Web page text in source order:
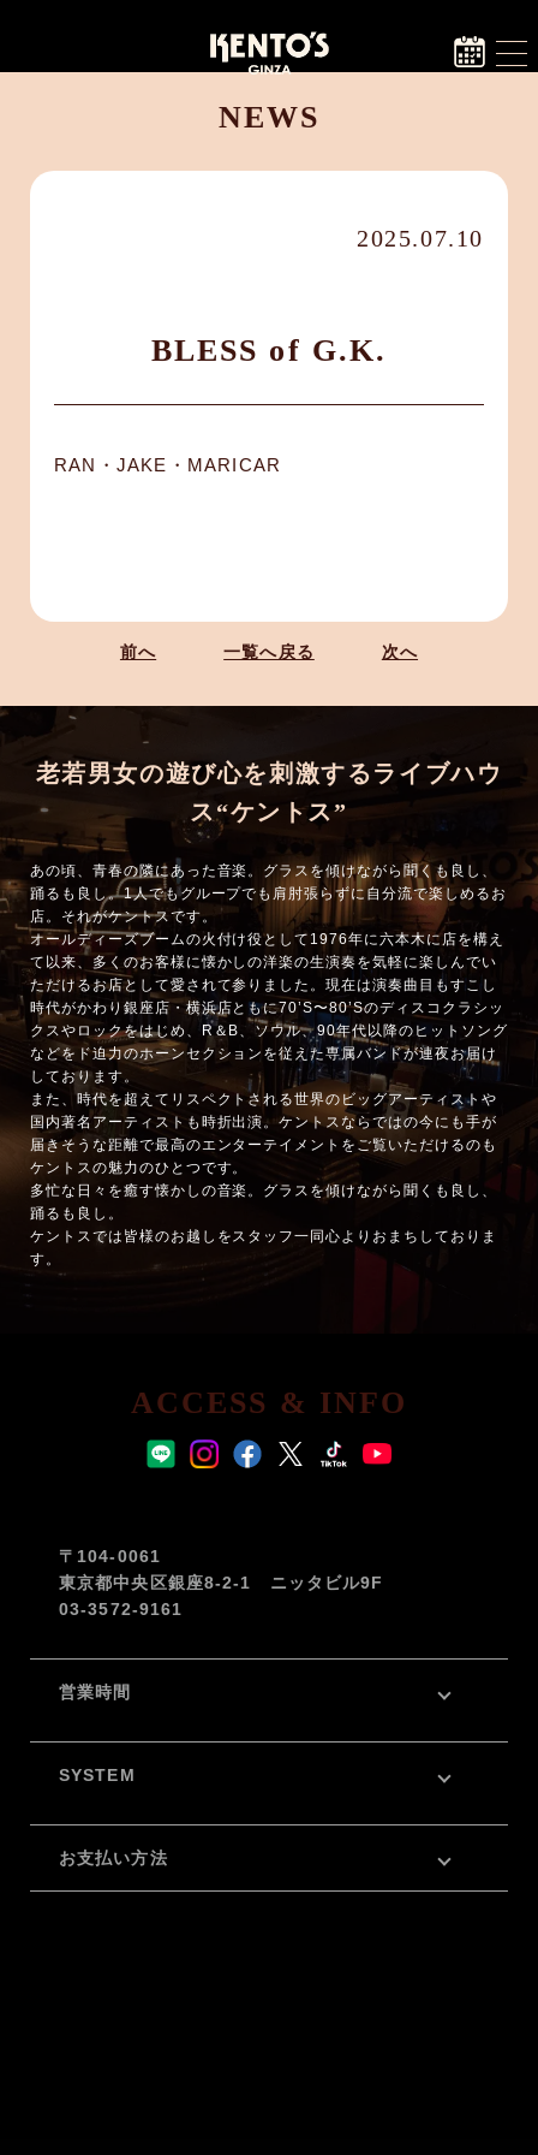
NEWS
2025.07.10
BLESS of G.K.
RAN・JAKE・MARICAR
前へ 一覧へ戻る 次へ
老若男女の遊び心を刺激するライブハウ
ス“ケントス”
あの頃、青春の隣にあった音楽。グラスを傾けながら聞くも良し、
踊るも良し。1人でもグループでも肩肘張らずに自分流で楽しめるお
店。それがケントスです。
オールディーズブームの火付け役として1976年に六本木に店を構え
て以来、多くのお客様に懐かしの洋楽の生演奏を気軽に楽しんでい
ただけるお店として愛されて参りました。現在は演奏曲目もすこし
時代がかわり銀座店・横浜店ともに70’S〜80’Sのディスコクラシッ
クスやロックをはじめ、R＆B、ソウル、90年代以降のヒットソング
などをド迫力のホーンセクションを従えた専属バンドが連夜お届け
しております。
また、時代を超えてリスペクトされる世界のビッグアーティストや
国内著名アーティストも時折出演。ケントスならではの今にも手が
届きそうな距離で最高のエンターテイメントをご覧いただけるのも
ケントスの魅力のひとつです。
多忙な日々を癒す懐かしの音楽。グラスを傾けながら聞くも良し、
踊るも良し。
ケントスでは皆様のお越しをスタッフ一同心よりおまちしておりま
す。
ACCESS & INFO
〒104-0061
東京都中央区銀座8-2-1 ニッタビル9F
03-3572-9161
営業時間
SYSTEM
お支払い方法